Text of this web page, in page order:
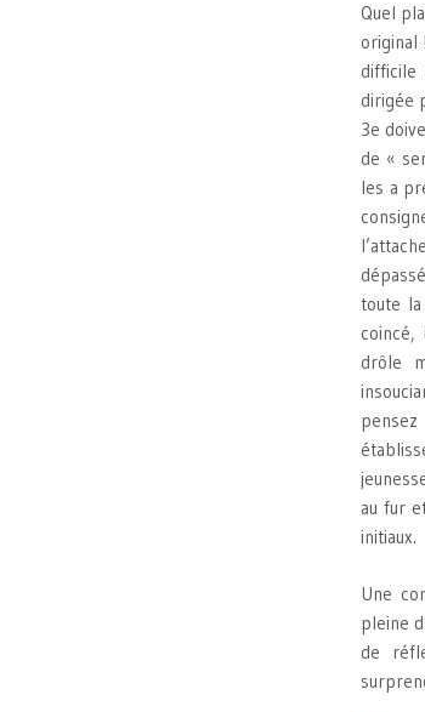
Quel
original
dirigée
3e
de «
les a
toute
drôle
au fur
initiaux.
Une
pleine
de